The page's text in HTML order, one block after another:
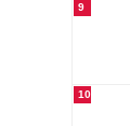
9
10